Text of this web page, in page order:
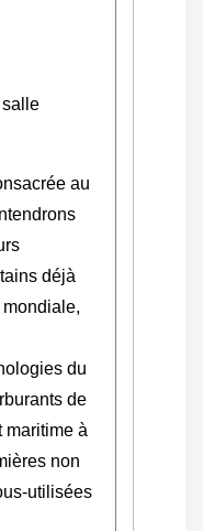
au
déjà
du
de
maritime à
non
utilisées